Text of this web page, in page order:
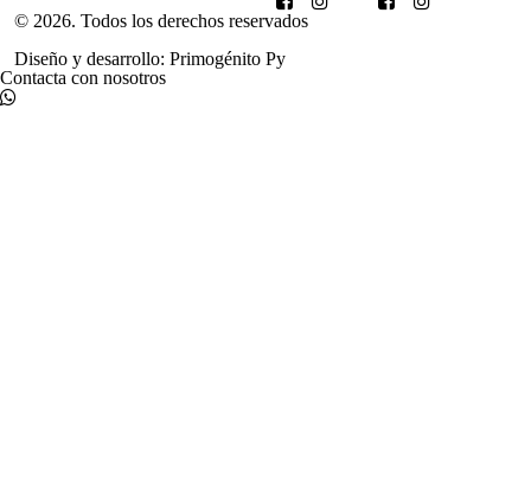
© 2026. Todos los derechos reservados
Diseño y desarrollo: Primogénito Py
Contacta con nosotros